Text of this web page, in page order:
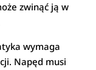
zwinąć ją w
wymaga
Napęd musi